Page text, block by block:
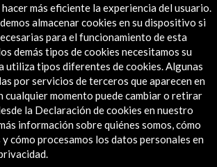
4 - 4º
España
más eficiente la experiencia del usuario.
almacenar cookies en su dispositivo si
para el funcionamiento de esta
demás tipos de cookies necesitamos su
utiliza tipos diferentes de cookies. Algunas
por servicios de terceros que aparecen en
cualquier momento puede cambiar o retirar
la Declaración de cookies en nuestro
información sobre quiénes somos, cómo
cómo procesamos los datos personales en